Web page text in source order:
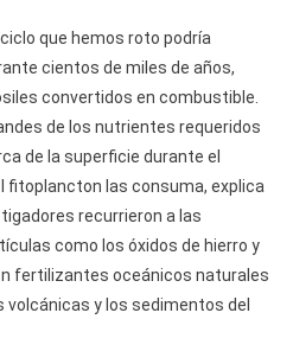
que hemos roto podría
cientos de miles de años,
convertidos en combustible.
de los nutrientes requeridos
de la superficie durante el
fitoplancton las consuma, explica
recurrieron a las
como los óxidos de hierro y
fertilizantes oceánicos naturales
y los sedimentos del